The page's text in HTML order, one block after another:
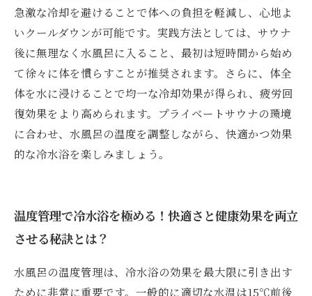
急激な冷却を避けることで体への負担を軽減し、心地よ
いクールダウンが可能です。実践方法としては、サウナ
後に無理なく水風呂に入ること、最初は短時間から始め
て徐々に体を慣らすことが推奨されます。さらに、体全
体を水に浸けることで均一な冷却効果が得られ、疲労回
復効果をより高められます。プライベートサウナの環境
に合わせ、水風呂の温度を調整しながら、快適かつ効果
的な冷水浴を楽しみましょう。
温度管理で冷水浴を極める！快適さと健康効果を両立
させる秘訣とは？
水風呂の温度管理は、冷水浴の効果を最大限に引き出す
ために非常に重要です。一般的に適切な水温は15℃前後